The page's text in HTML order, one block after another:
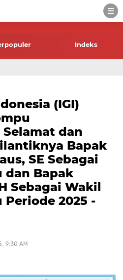
Indeks
(IGI)
dan
Bapak
SE Sebagai
dan Bapak
Sebagai Wakil
2025 -
9:30 AM